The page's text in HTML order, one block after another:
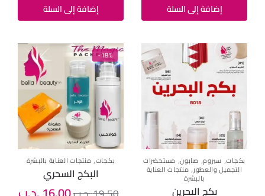
إضافة إلى السلة إضافة إلى السلة
بكجات, سيروم, صابون, مستحضرات
التجميل والعطور,منتجات العناية
بالبشرة
بكج البحرين
-18%
بكجات, منتجات العناية بالبشرة
البكج السحري